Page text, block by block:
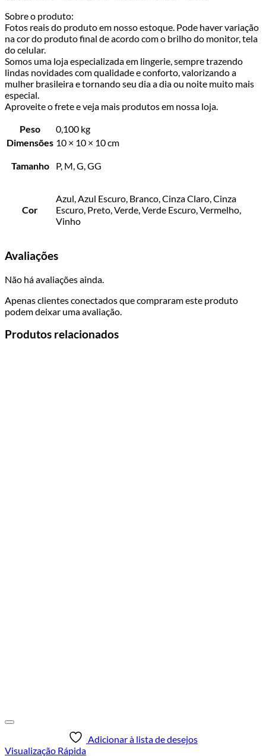
Sobre o produto:
Fotos reais do produto em nosso estoque. Pode haver variação
na cor do produto final de acordo com o brilho do monitor, tela
do celular.
Somos uma loja especializada em lingerie, sempre trazendo
lindas novidades com qualidade e conforto, valorizando a
mulher brasileira e tornando seu dia a dia ou noite muito mais
especial.
Aproveite o frete e veja mais produtos em nossa loja.
Peso
0,100 kg
Dimensões 10 × 10 × 10 cm
Tamanho P, M, G, GG
Cor
Azul, Azul Escuro, Branco, Cinza Claro, Cinza
Escuro, Preto, Verde, Verde Escuro, Vermelho,
Vinho
Avaliações
Não há avaliações ainda.
Apenas clientes conectados que compraram este produto
podem deixar uma avaliação.
Produtos relacionados
Adicionar à lista de desejos
Visualização Rápida